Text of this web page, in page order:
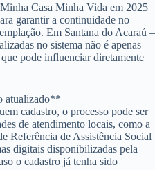
Casa Minha Vida em 2025
garantir a continuidade no
Em Santana do Acaraú –
no sistema não é apenas
pode influenciar diretamente
atualizado**
cadastro, o processo pode ser
de atendimento locais, como a
Referência de Assistência Social
digitais disponibilizadas pela
o cadastro já tenha sido